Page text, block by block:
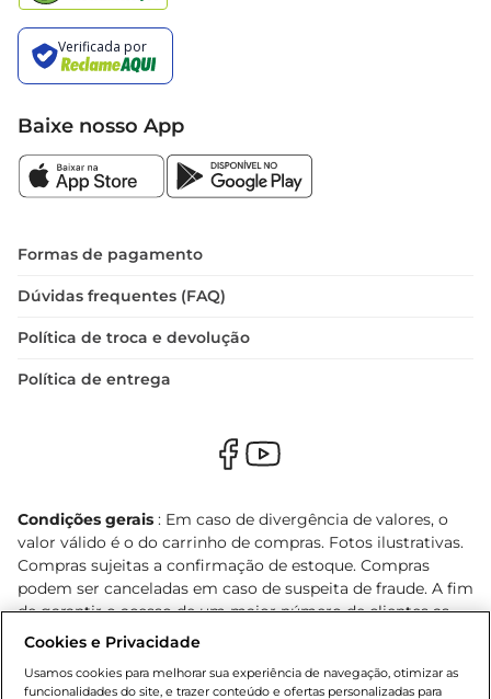
Baixe nosso App
Formas de pagamento
Dúvidas frequentes (FAQ)
Política de troca e devolução
Política de entrega
Condições gerais : Em caso de divergência de valores, o
valor válido é o do carrinho de compras. Fotos ilustrativas.
Compras sujeitas a confirmação de estoque. Compras
podem ser canceladas em caso de suspeita de fraude. A fim
de garantir o acesso de um maior número de clientes as
nossas promoções, a compra de produtos com preços
cliente. Os preços, ofertas e condições são exclusivos para
Cookies e Privacidade
Usamos cookies para melhorar sua experiência de navegação, otimizar as
funcionalidades do site, e trazer conteúdo e ofertas personalizadas para